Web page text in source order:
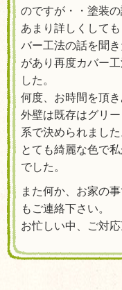
のですが・・塗装
あまり詳しくして
バー工法の話を聞
があり再度カバー
した。
何度、お時間を頂
外壁は既存はグリ
系で決められました
とても綺麗な色で
でした。
また何か、お家の
もご連絡下さい。
お忙しい中、ご対